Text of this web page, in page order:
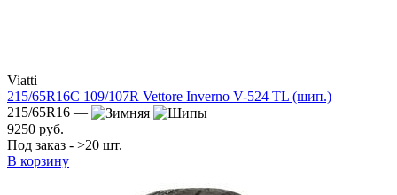
Viatti
215/65R16C 109/107R Vettore Inverno V-524 TL (шип.)
215/65R16 —
9250 руб.
Под заказ - >20 шт.
В корзину